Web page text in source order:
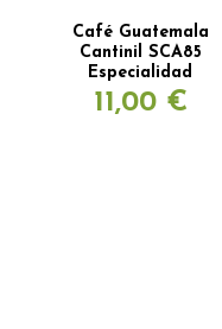
Café Guatemala
Cantinil SCA85
Especialidad
11,00 €